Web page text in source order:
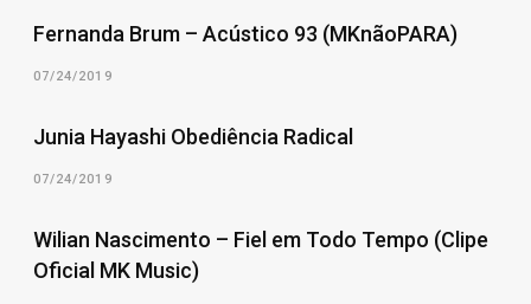
Fernanda Brum – Acústico 93 (MKnãoPARA)
07/24/2019
Junia Hayashi Obediência Radical
07/24/2019
Wilian Nascimento – Fiel em Todo Tempo (Clipe
Oficial MK Music)